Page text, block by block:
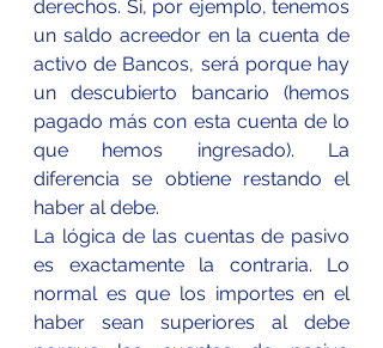
derechos. Si, por ejemplo, tenemos
un saldo acreedor en la cuenta de
activo de Bancos, será porque hay
un descubierto bancario (hemos
pagado más con esta cuenta de lo
que hemos ingresado). La
diferencia se obtiene restando el
haber al debe.
La lógica de las cuentas de pasivo
es exactamente la contraria. Lo
normal es que los importes en el
haber sean superiores al debe